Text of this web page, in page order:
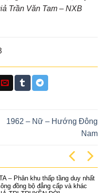
Trần Văn Tam – NXB
1962 – Nữ – Hướng Đông
Nam
Chuyên gia: Giá
năm 2026 sẽ